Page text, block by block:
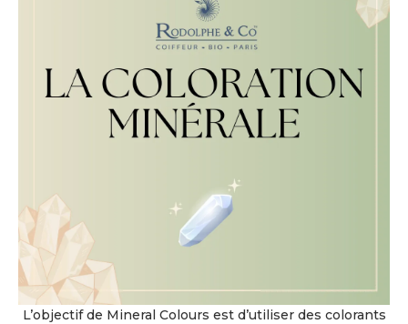
L’objectif de Mineral Colours est d’utiliser des colorants